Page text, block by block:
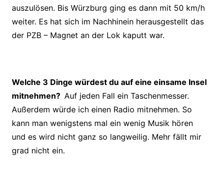
auszulösen. Bis Würzburg ging es dann mit 50 km/h
weiter. Es hat sich im Nachhinein herausgestellt das
der PZB – Magnet an der Lok kaputt war.
Welche 3 Dinge würdest du auf eine einsame Insel
mitnehmen? Auf jeden Fall ein Taschenmesser.
Außerdem würde ich einen Radio mitnehmen. So
kann man wenigstens mal ein wenig Musik hören
und es wird nicht ganz so langweilig. Mehr fällt mir
grad nicht ein.